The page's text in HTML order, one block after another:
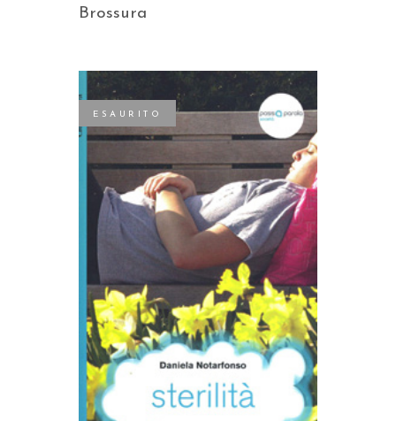
Brossura
ESAURITO
LEGGI TUTTO